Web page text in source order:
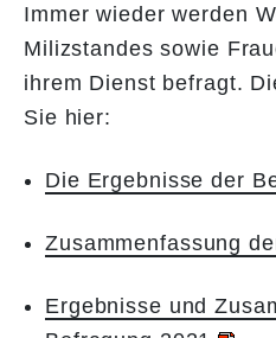
Immer wieder werden
Milizstandes sowie
ihrem Dienst befragt.
Sie hier:
Die Ergebnisse der
Zusammenfassung
Ergebnisse und